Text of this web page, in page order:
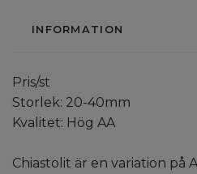
INFORMATION
Pris/st
Storlek: 20-40mm
Kvalitet: Hög AA
Chiastolit är en variation på